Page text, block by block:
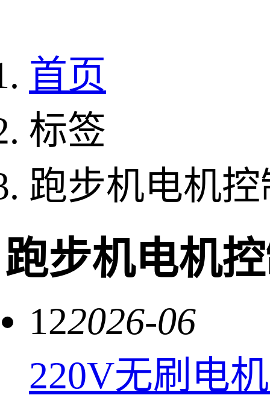
首页
标签
跑步机电机
跑步机电机
122026-06
220V无刷电